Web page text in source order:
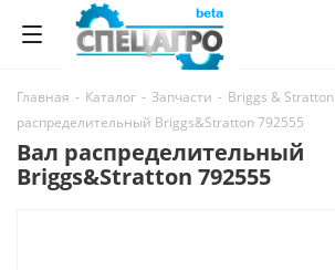
Главная - Каталог - Запчасти - Briggs & Stratton
распределительный Briggs&Stratton 792555
Вал распределительный
Briggs&Stratton 792555